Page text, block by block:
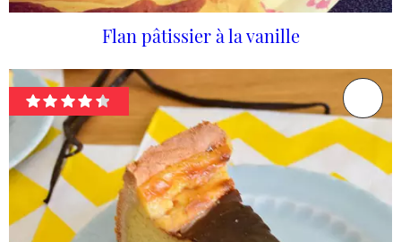
Flan pâtissier à la vanille